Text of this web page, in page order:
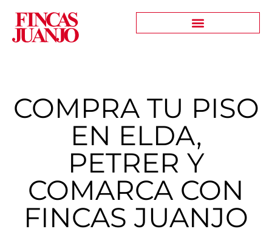
COMPRA TU PISO
EN ELDA,
PETRER Y
COMARCA CON
FINCAS JUANJO